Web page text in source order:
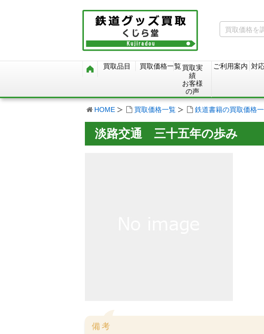
買取品目 買取価格一覧買取実
績
お客様
の声
ご利用案内 対
HOME 買取価格一覧 鉄道書籍の買取価格
淡路交通 三十五年の歩み
備考